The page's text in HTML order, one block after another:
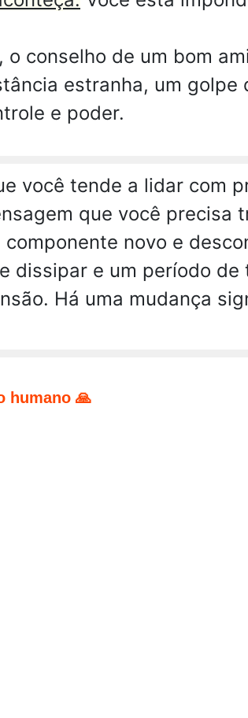
conselho de um bom
estranha, um
e poder.
você tende a lidar com
que você precisa
novo e
dissipar e um período
Há uma mudança
humano 🙏